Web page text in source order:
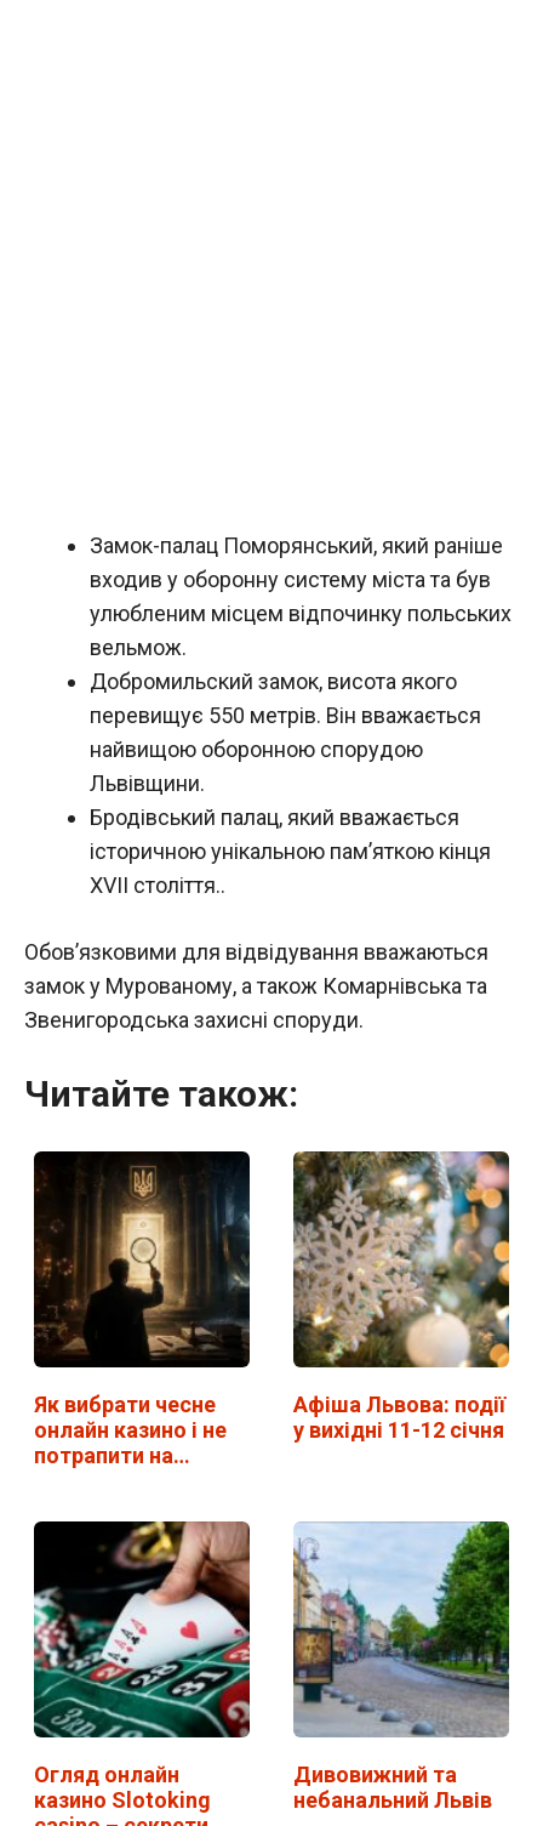
Замок-палац Поморянський, який раніше
входив у оборонну систему міста та був
улюбленим місцем відпочинку польських
вельмож.
Добромильский замок, висота якого
перевищує 550 метрів. Він вважається
найвищою оборонною спорудою
Львівщини.
Бродівський палац, який вважається
історичною унікальною пам’яткою кінця
XVII століття..
Обов’язковими для відвідування вважаються
замок у Мурованому, а також Комарнівська та
Звенигородська захисні споруди.
Читайте також:
Як вибрати чесне
онлайн казино і не
потрапити на…
Афіша Львова: події
у вихідні 11-12 січня
Огляд онлайн
казино Slotoking
Дивовижний та
небанальний Львів